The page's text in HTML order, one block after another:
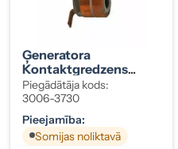
Ģeneratora
Kontaktgredzens
44201 13,2X26,4MM
Piegādātāja kods:
3006-3730
Pieejamība:
Somijas noliktavā